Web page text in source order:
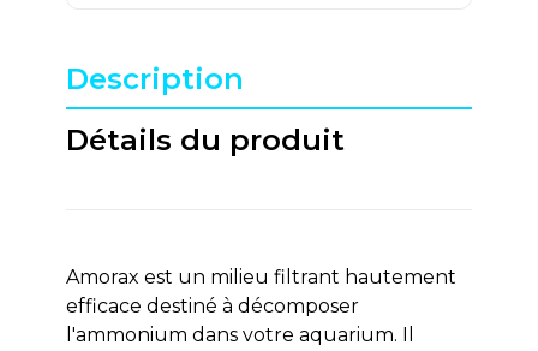
Description
Détails du produit
Amorax est un milieu filtrant hautement
efficace destiné à décomposer
l'ammonium dans votre aquarium. Il